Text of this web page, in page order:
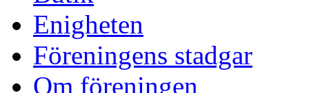
Enigheten
Föreningens stadgar
Om föreningen